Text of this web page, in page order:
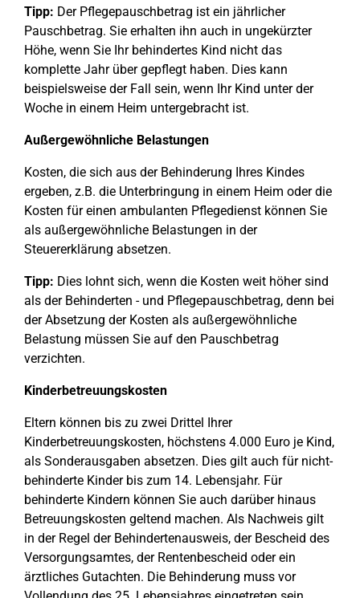
Tipp: Der Pflegepauschbetrag ist ein jährlicher
Pauschbetrag. Sie erhalten ihn auch in ungekürzter
Höhe, wenn Sie Ihr behindertes Kind nicht das
komplette Jahr über gepflegt haben. Dies kann
beispielsweise der Fall sein, wenn Ihr Kind unter der
Woche in einem Heim untergebracht ist.
Außergewöhnliche Belastungen
Kosten, die sich aus der Behinderung Ihres Kindes
ergeben, z.B. die Unterbringung in einem Heim oder die
Kosten für einen ambulanten Pflegedienst können Sie
als außergewöhnliche Belastungen in der
Steuererklärung absetzen.
Tipp: Dies lohnt sich, wenn die Kosten weit höher sind
als der Behinderten - und Pflegepauschbetrag, denn bei
der Absetzung der Kosten als außergewöhnliche
Belastung müssen Sie auf den Pauschbetrag
verzichten.
Kinderbetreuungskosten
Eltern können bis zu zwei Drittel Ihrer
Kinderbetreuungskosten, höchstens 4.000 Euro je Kind,
als Sonderausgaben absetzen. Dies gilt auch für nicht-
behinderte Kinder bis zum 14. Lebensjahr. Für
behinderte Kindern können Sie auch darüber hinaus
Betreuungskosten geltend machen. Als Nachweis gilt
in der Regel der Behindertenausweis, der Bescheid des
Versorgungsamtes, der Rentenbescheid oder ein
ärztliches Gutachten. Die Behinderung muss vor